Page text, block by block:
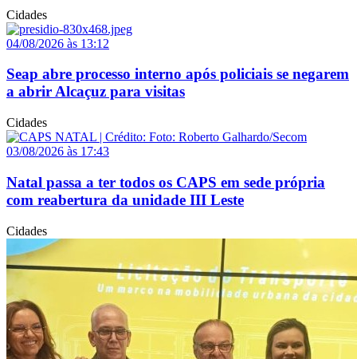
Cidades
04/08/2026 às 13:12
Seap abre processo interno após policiais se negarem
a abrir Alcaçuz para visitas
Cidades
03/08/2026 às 17:43
Natal passa a ter todos os CAPS em sede própria
com reabertura da unidade III Leste
Cidades